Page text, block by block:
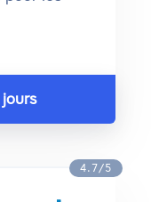
4.7/5